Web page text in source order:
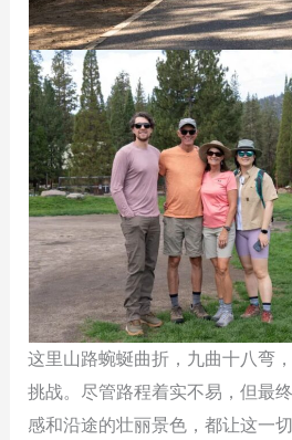
这里山路蜿蜒曲折，九曲十八弯
挑战。尽管路程着实不易，但最
感和沿途的壮丽景色，都让这一